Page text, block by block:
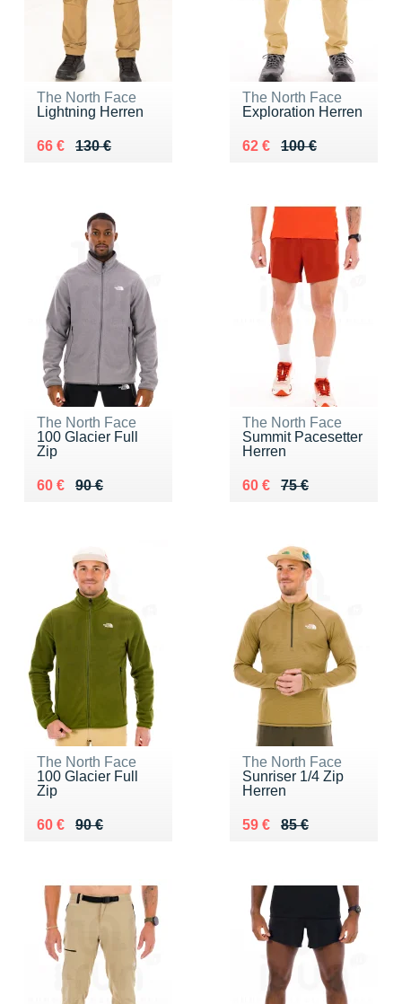
The North Face
Lightning Herren
130 €
Au lieu de 130 €
66 €
Vendu 66 €
The North Face
Exploration Herren
100 €
Au lieu de 100 €
62 €
Vendu 62 €
The North Face
100 Glacier Full
Zip
90 €
Au lieu de 90 €
60 €
Vendu 60 €
The North Face
Summit Pacesetter
Herren
75 €
Au lieu de 75 €
60 €
Vendu 60 €
The North Face
100 Glacier Full
Zip
90 €
Au lieu de 90 €
60 €
Vendu 60 €
The North Face
Sunriser 1/4 Zip
Herren
85 €
Au lieu de 85 €
59 €
Vendu 59 €